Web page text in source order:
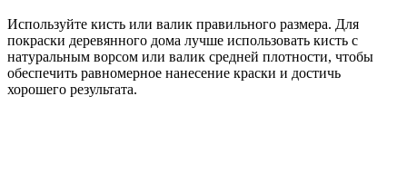
Используйте кисть или валик правильного размера. Для
покраски деревянного дома лучше использовать кисть с
натуральным ворсом или валик средней плотности, чтобы
обеспечить равномерное нанесение краски и достичь
хорошего результата.